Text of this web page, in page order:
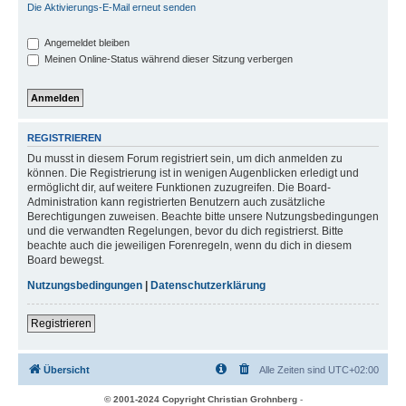
Die Aktivierungs-E-Mail erneut senden
Angemeldet bleiben
Meinen Online-Status während dieser Sitzung verbergen
REGISTRIEREN
Du musst in diesem Forum registriert sein, um dich anmelden zu
können. Die Registrierung ist in wenigen Augenblicken erledigt und
ermöglicht dir, auf weitere Funktionen zuzugreifen. Die Board-
Administration kann registrierten Benutzern auch zusätzliche
Berechtigungen zuweisen. Beachte bitte unsere Nutzungsbedingungen
und die verwandten Regelungen, bevor du dich registrierst. Bitte
beachte auch die jeweiligen Forenregeln, wenn du dich in diesem
Board bewegst.
Nutzungsbedingungen
Datenschutzerklärung
Registrieren
Übersicht Alle Zeiten sind UTC+02:00
© 2001-2024 Copyright Christian Grohnberg-